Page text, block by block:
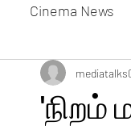
Cinema News
Movies Gallery
'நிறம்